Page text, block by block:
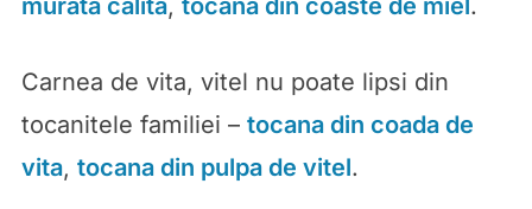
murata calita, tocana din coaste de miel.
Carnea de vita, vitel nu poate lipsi din
tocanitele familiei – tocana din coada de
vita, tocana din pulpa de vitel.